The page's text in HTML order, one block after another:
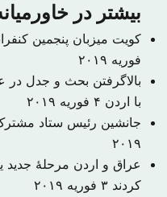
بیشتر در
کویت میزبان پنجمین
فوریه ۲۰۱۹
بالاگرفتن بحث و جدل در
با اردن ۴ فوریه ۲۰۱۹
جانشین رئیس ستاد
۲۰۱۹
عراق و اردن مرحلهٔ جدید
کردند ۳ فوریه ۲۰۱۹